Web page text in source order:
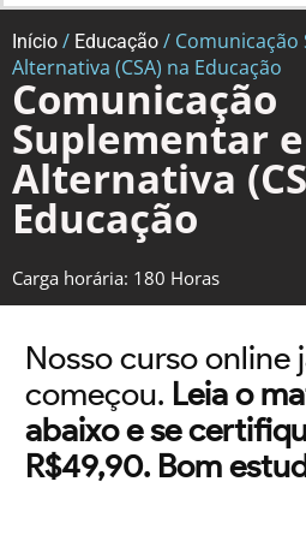
Início / Educação /
Alternativa (CSA) na Educação
Comunicação
Suplementar e
Alternativa
Educação
Carga horária: 180 Horas
Nosso curso online
começou. Leia o
abaixo e se
R$49,90. Bom